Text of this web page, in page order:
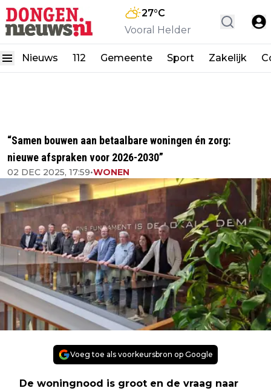
27°C
Vooral Helder
Nieuws 112 Gemeente Sport Zakelijk
“Samen bouwen aan betaalbare woningen én zorg:
nieuwe afspraken voor 2026-2030”
02 DEC 2025, 17:59•WONEN
Voeg toe als voorkeursbron op Google
De woningnood is groot en de vraag naar